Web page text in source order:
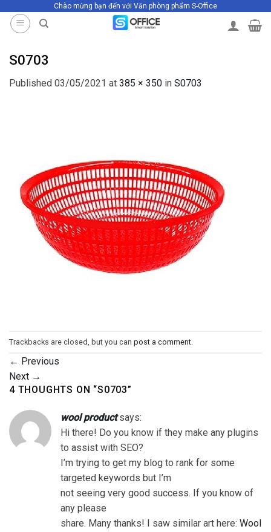
Chào mừng bạn đến với Văn phòng phẩm S-Office
S0703
Published 03/05/2021 at 385 × 350 in S0703
Trackbacks are closed, but you can post a comment
← Previous
Next →
4 THOUGHTS ON “S0703”
wool product says:
Hi there! Do you know if they make any plugins
to assist with SEO?
I’m trying to get my blog to rank for some
targeted keywords but I’m
not seeing very good success. If you know of
any please
share. Many thanks! I saw similar art here: Wool